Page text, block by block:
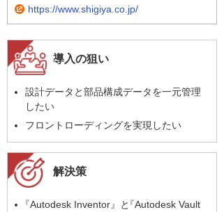
https://www.shigiya.co.jp/
導入の狙い
設計データと部品構成データを一元管理
したい
フロントローディングを実現したい
解決策
『Autodesk Inventor』と『Autodesk Vault